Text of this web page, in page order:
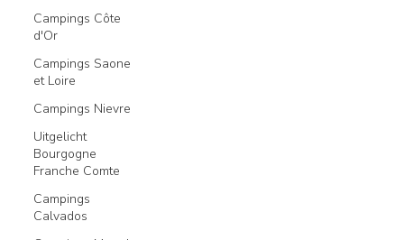
Campings Côte
d'Or
Campings Saone
et Loire
Campings Nievre
Uitgelicht
Bourgogne
Franche Comte
Campings
Calvados